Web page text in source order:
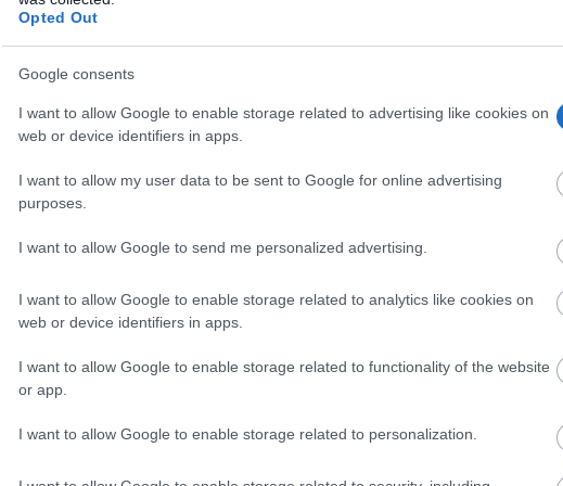
Opted Out
Google consents
I want to allow Google to enable storage related to advertising like cookies on
web or device identifiers in apps.
I want to allow my user data to be sent to Google for online advertising
purposes.
I want to allow Google to send me personalized advertising.
I want to allow Google to enable storage related to analytics like cookies on
web or device identifiers in apps.
I want to allow Google to enable storage related to functionality of the website
or app.
I want to allow Google to enable storage related to personalization.